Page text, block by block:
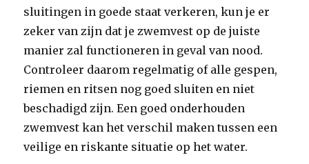
sluitingen in goede staat verkeren, kun je er
zeker van zijn dat je zwemvest op de juiste
manier zal functioneren in geval van nood.
Controleer daarom regelmatig of alle gespen,
riemen en ritsen nog goed sluiten en niet
beschadigd zijn. Een goed onderhouden
zwemvest kan het verschil maken tussen een
veilige en riskante situatie op het water.